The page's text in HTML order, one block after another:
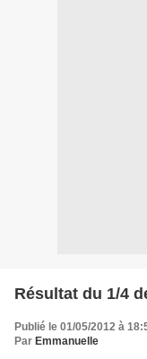
Résultat du 1/4
Publié le 01/05/2012 à
Par Emmanuelle